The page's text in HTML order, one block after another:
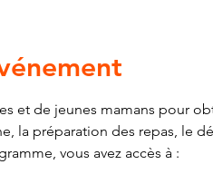
et de jeunes mamans pour
la préparation des repas, le
vous avez accès à :